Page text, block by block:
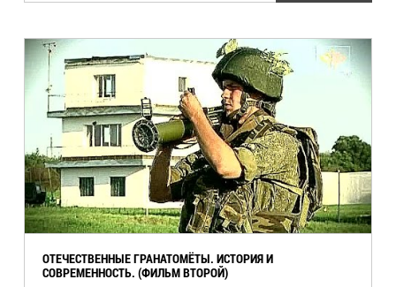
ОТЕЧЕСТВЕННЫЕ ГРАНАТОМЁТЫ. ИСТОРИЯ И
СОВРЕМЕННОСТЬ. (ФИЛЬМ ВТОРОЙ)